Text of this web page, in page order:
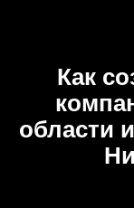
Как
области